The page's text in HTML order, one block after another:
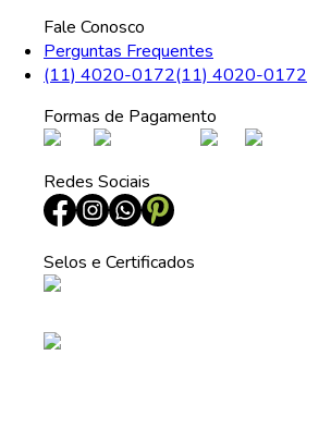
Fale Conosco
Perguntas Frequentes
(11) 4020-0172(11) 4020-0172
Formas de Pagamento
Redes Sociais
Selos e Certificados